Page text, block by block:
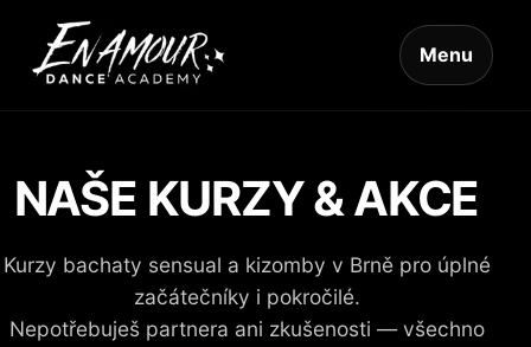
Menu
NAŠE KURZY & AKCE
Kurzy bachaty sensual a kizomby v Brně pro úplné
začátečníky i pokročilé.
Nepotřebuješ partnera ani zkušenosti — všechno